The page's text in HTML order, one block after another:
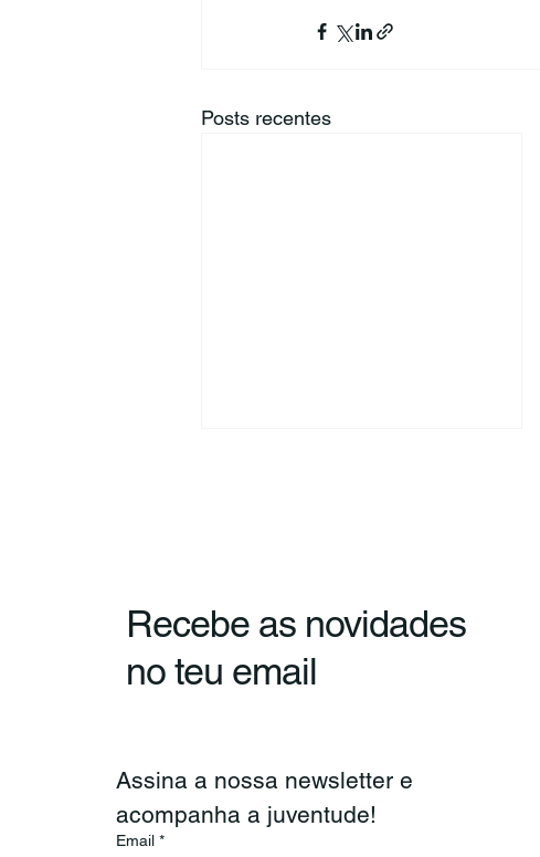
Posts recentes
Portuguesa de
Recebe as novidades
no teu email
Assina a nossa newsletter e
acompanha a juventude!
Email *